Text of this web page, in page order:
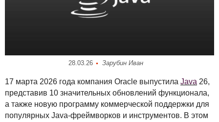
28.03.26 Зарубин Иван
17 марта 2026 года компания Oracle выпустила Java 26,
представив 10 значительных обновлений функционала,
а также новую программу коммерческой поддержки для
популярных Java-фреймворков и инструментов. В этом